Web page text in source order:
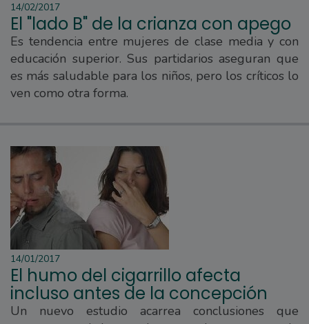
14/02/2017
El "lado B" de la crianza con apego
Es tendencia entre mujeres de clase media y con
educación superior. Sus partidarios aseguran que
es más saludable para los niños, pero los críticos lo
ven como otra forma.
14/01/2017
El humo del cigarrillo afecta
incluso antes de la concepción
Un nuevo estudio acarrea conclusiones que